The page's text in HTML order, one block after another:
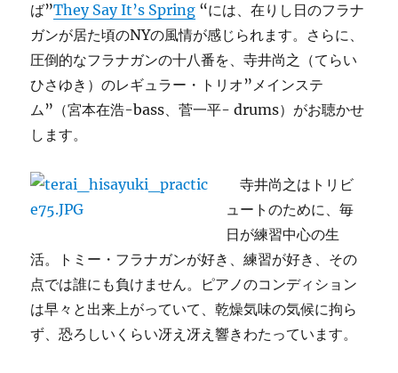
ば”They Say It’s Spring “には、在りし日のフラナ
ガンが居た頃のNYの風情が感じられます。さらに、
圧倒的なフラナガンの十八番を、寺井尚之（てらい
ひさゆき）のレギュラー・トリオ”メインステ
ム”（宮本在浩-bass、菅一平- drums）がお聴かせ
します。
寺井尚之はトリビ
ュートのために、毎
日が練習中心の生
活。トミー・フラナガンが好き、練習が好き、その
点では誰にも負けません。ピアノのコンディション
は早々と出来上がっていて、乾燥気味の気候に拘ら
ず、恐ろしいくらい冴え冴え響きわたっています。